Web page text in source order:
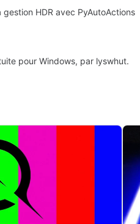
HDR avec PyAutoActions
pour Windows, par lyswhut.